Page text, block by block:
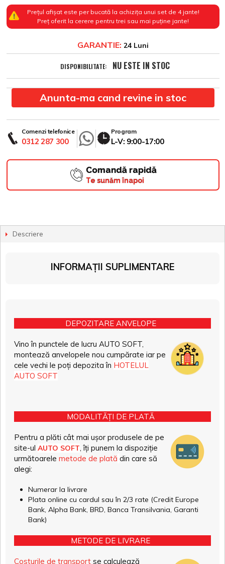
Prețul afișat este per bucată la achizița unui set de 4 jante!
Preț oferit la cerere pentru trei sau mai puține jante!
GARANTIE: 24 Luni
DISPONIBILITATE: NU ESTE IN STOC
Anunta-ma cand revine in stoc
Comenzi telefonice
0312 287 300
Program
L-V: 9:00-17:00
Comandă rapidă
Te sunăm înapoi
Descriere
INFORMAȚII SUPLIMENTARE
DEPOZITARE ANVELOPE
Vino în punctele de lucru AUTO SOFT,
montează anvelopele nou cumpărate iar pe
cele vechi le poți depozita în HOTELUL
AUTO SOFT
MODALITĂȚI DE PLATĂ
Pentru a plăti cât mai ușor produsele de pe
site-ul AUTO SOFT , îți punem la dispoziție
următoarele metode de plată din care să
alegi:
Numerar la livrare
Plata online cu cardul sau în 2/3 rate (Credit Europe
Bank, Alpha Bank, BRD, Banca Transilvania, Garanti
Bank)
METODE DE LIVRARE
Costurile de transport se calculează